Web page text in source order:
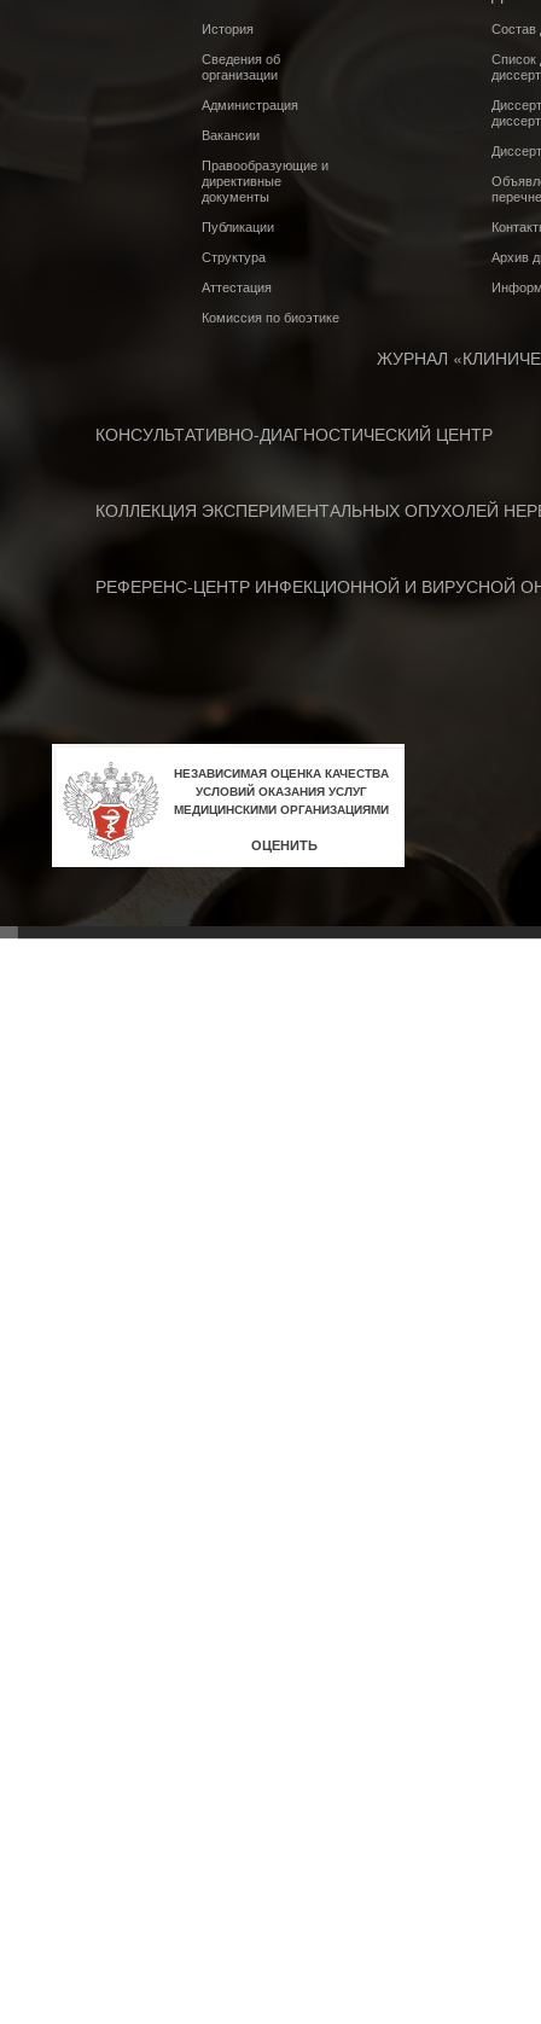
История
Сведения об
организации
Администрация
Вакансии
Правообразующие и
директивные
документы
Публикации
Структура
Аттестация
Комиссия по биоэтике
Состав
Список
Архив
ЖУРНАЛ
КОНСУЛЬТАТИВНО-ДИАГНОСТИЧЕСКИЙ ЦЕНТР
КОЛЛЕКЦИЯ ЭКСПЕРИМЕНТАЛЬНЫХ ОПУХОЛЕЙ
РЕФЕРЕНС-ЦЕНТР ИНФЕКЦИОННОЙ И ВИРУСНОЙ